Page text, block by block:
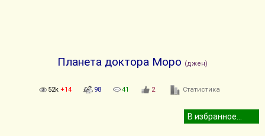
Планета доктора Моро (джен)
52k +14 98 41 2 Статистика